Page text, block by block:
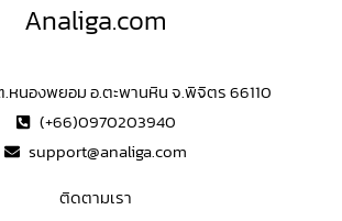
Analiga.com
.หนองพยอม อ.ตะพานหิน จ.พิจิตร 66110
(+66)0970203940
support@analiga.com
ติดตามเรา